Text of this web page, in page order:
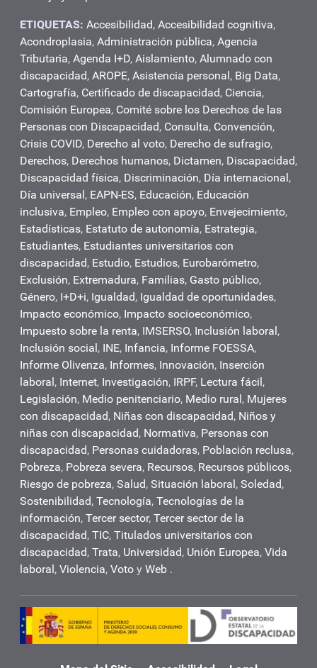
ETIQUETAS: Accesibilidad, Accesibilidad cognitiva,
Acondroplasia, Administración pública, Agencia
Tributaria, Agenda I+D, Aislamiento, Alumnado con
discapacidad, AROPE, Asistencia personal, Big Data,
Cartografía, Certificado de discapacidad, Ciencia,
Comisión Europea, Comité sobre los Derechos de las
Personas con Discapacidad, Consulta, Convención,
Crisis COVID, Derecho al voto, Derecho de sufragio,
Derechos, Derechos humanos, Dictamen, Discapacidad,
Discapacidad física, Discriminación, Día internacional,
Día universal, EAPN-ES, Educación, Educación
inclusiva, Empleo, Empleo con apoyo, Envejecimiento,
Estadísticas, Estatuto de autonomía, Estrategia,
Estudiantes, Estudiantes universitarios con
discapacidad, Estudio, Estudios, Eurobarómetro,
Exclusión, Extremadura, Familias, Gasto público,
Género, I+D+i, Igualdad, Igualdad de oportunidades,
Impacto económico, Impacto socioeconómico,
Impuesto sobre la renta, IMSERSO, Inclusión laboral,
Inclusión social, INE, Infancia, Informe FOESSA,
Informe Olivenza, Informes, Innovación, Inserción
laboral, Internet, Investigación, IRPF, Lectura fácil,
Legislación, Medio penitenciario, Medio rural, Mujeres
con discapacidad, Niñas con discapacidad, Niños y
niñas con discapacidad, Normativa, Personas con
discapacidad, Personas cuidadoras, Población reclusa,
Pobreza, Pobreza severa, Recursos, Recursos públicos,
Riesgo de pobreza, Salud, Situación laboral, Soledad,
Sostenibilidad, Tecnología, Tecnologías de la
información, Tercer sector, Tercer sector de la
discapacidad, TIC, Titulados universitarios con
discapacidad, Trata, Universidad, Unión Europea, Vida
laboral, Violencia, Voto y Web .